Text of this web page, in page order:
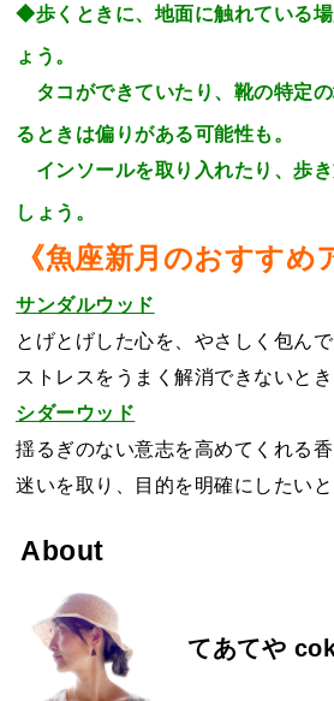
◆歩くときに、地面に触れている
ょう。
タコができていたり、靴の特定
るときは偏りがある可能性も。
インソールを取り入れたり、歩
しょう。
《魚座新月のおすすめ
サンダルウッド
とげとげした心を、やさしく包んで
ストレスをうまく解消できないとき
シダーウッド
揺るぎのない意志を高めてくれる香
迷いを取り、目的を明確にしたいと
About
てあてや